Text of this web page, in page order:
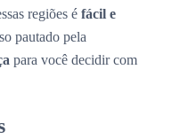
regiões é fácil e
pautado pela
para você decidir com